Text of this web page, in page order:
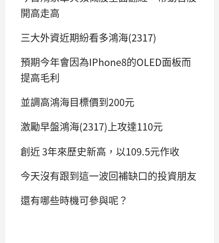
開高走高
三大外資近期紛看多鴻海(2317)
預期今年會因為IPhone8的OLED面板而
提高毛利
並調高鴻海目標價到200元
激勵早盤鴻海(2317)上攻達110元
創近 3年來歷史新高，以109.5元作收
今天沒有跟到這一波回補缺口的投資朋友
還有哪些時機可參與呢？